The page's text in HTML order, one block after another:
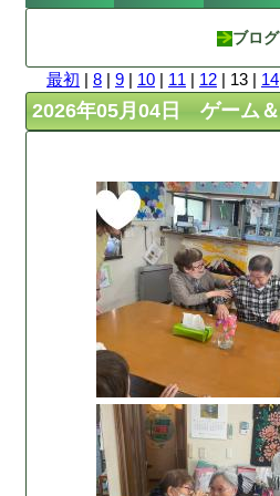
ブログ
最初 | 8 | 9 | 10 | 11 | 12 | 13 | 14
2026年05月04日 ゲーム